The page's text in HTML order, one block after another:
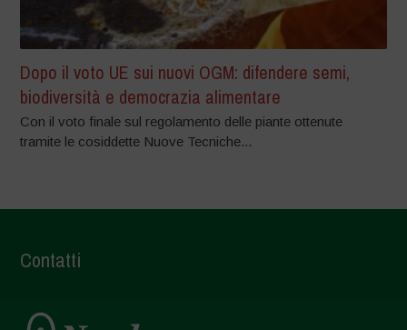
Dopo il voto UE sui nuovi OGM: difendere semi,
biodiversità e democrazia alimentare
Con il voto finale sul regolamento delle piante ottenute
tramite le cosiddette Nuove Tecniche...
Contatti